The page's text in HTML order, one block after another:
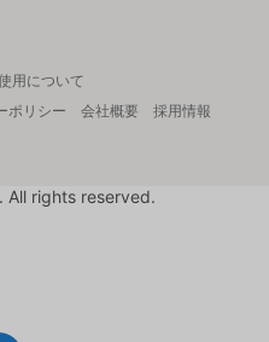
用について
ポリシー 会社概要
採用情報
All rights reserved.